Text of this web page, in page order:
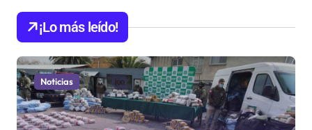
¡Lo más leído!
Noticias